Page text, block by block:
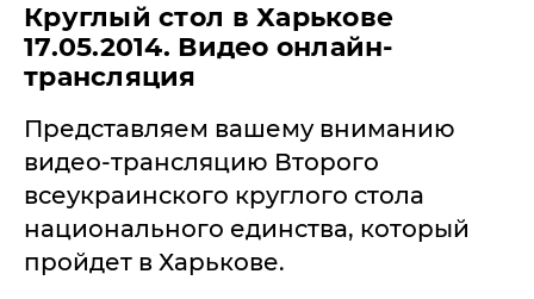
Круглый стол в Харькове
17.05.2014. Видео онлайн-
трансляция
Представляем вашему вниманию
видео-трансляцию Второго
всеукраинского круглого стола
национального единства, который
пройдет в Харькове.